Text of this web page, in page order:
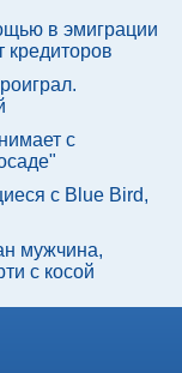
в эмиграции
кредиторов
с
с Blue Bird,
мужчина,
с косой